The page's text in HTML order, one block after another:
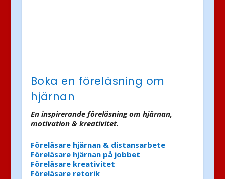
Boka en föreläsning om
hjärnan
En inspirerande föreläsning om hjärnan,
motivation & kreativitet.
Föreläsare hjärnan & distansarbete
Föreläsare hjärnan på jobbet
Föreläsare kreativitet
Föreläsare retorik